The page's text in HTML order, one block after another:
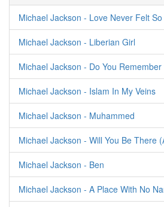
Michael Jackson - Love Never Felt
Michael Jackson - Liberian Girl
Michael Jackson - Do You
Michael Jackson - Islam In My Veins
Michael Jackson - Muhammed
Michael Jackson - Will You Be There
Michael Jackson - Ben
Michael Jackson - A Place With No